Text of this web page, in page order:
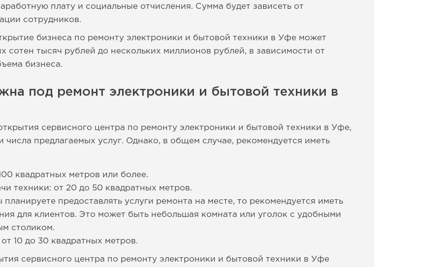
плату и социальные отчисления. Сумма будет зависеть от
сотрудников.
бизнеса по ремонту электроники и бытовой техники в Уфе может
сотен тысяч рублей до нескольких миллионов рублей, в зависимости от
бизнеса.
под ремонт электроники и бытовой техники в
сервисного центра по ремонту электроники и бытовой техники в Уфе,
числа предлагаемых услуг. Однако, в общем случае, рекомендуется иметь
квадратных метров или более.
техники: от 20 до 50 квадратных метров.
предоставлять услуги ремонта на месте, то рекомендуется иметь
для клиентов. Это может быть небольшая комната или уголок с удобными
столиком.
10 до 30 квадратных метров.
сервисного центра по ремонту электроники и бытовой техники в Уфе